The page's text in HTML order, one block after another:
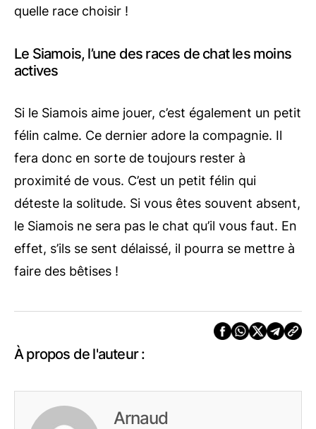
quelle race choisir !
Le Siamois, l’une des races de chat les moins
actives
Si le Siamois aime jouer, c’est également un petit
félin calme. Ce dernier adore la compagnie. Il
fera donc en sorte de toujours rester à
proximité de vous. C’est un petit félin qui
déteste la solitude. Si vous êtes souvent absent,
le Siamois ne sera pas le chat qu’il vous faut. En
effet, s’ils se sent délaissé, il pourra se mettre à
faire des bêtises !
À propos de l'auteur :
Arnaud